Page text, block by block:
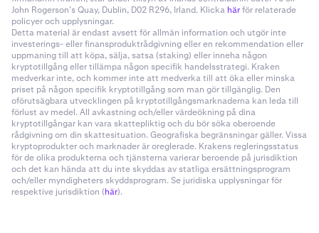
John Rogerson’s Quay, Dublin, D02 R296, Irland. Klicka härför relaterade
policyer och upplysningar.
Detta material är endast avsett för allmän information och utgör inte
investerings- eller finansproduktrådgivning eller en rekommendation eller
uppmaning till att köpa, sälja, satsa (staking) eller inneha någon
kryptotillgång eller tillämpa någon specifik handelsstrategi. Kraken
medverkar inte, och kommer inte att medverka till att öka eller minska
priset på någon specifik kryptotillgång som man gör tillgänglig. Den
oförutsägbara utvecklingen på kryptotillgångsmarknaderna kan leda till
förlust av medel. All avkastning och/eller värdeökning på dina
kryptotillgångar kan vara skattepliktig och du bör söka oberoende
rådgivning om din skattesituation. Geografiska begränsningar gäller. Vissa
kryptoprodukter och marknader är oreglerade. Krakens regleringsstatus
för de olika produkterna och tjänsterna varierar beroende på jurisdiktion
och det kan hända att du inte skyddas av statliga ersättningsprogram
och/eller myndigheters skyddsprogram. Se juridiska upplysningar för
respektive jurisdiktion (här).